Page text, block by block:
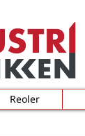
Reoler